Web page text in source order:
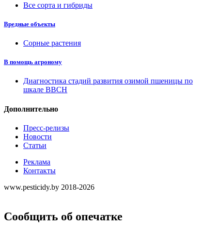
Все сорта и гибриды
Вредные объекты
Сорные растения
В помощь агроному
Диагностика стадий развития озимой пшеницы по
шкале ВВСН
Дополнительно
Пресс-релизы
Новости
Статьи
Реклама
Контакты
www.pesticidy.by 2018-2026
Сообщить об опечатке